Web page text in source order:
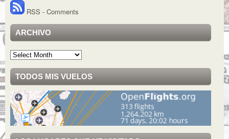
RSS - Comments
ARCHIVO
Archivo
TODOS MIS VUELOS